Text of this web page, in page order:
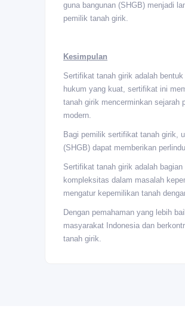
guna bangunan (SHGB) menjadi
pemilik tanah girik.
Kesimpulan
Sertifikat tanah girik adalah
hukum yang kuat, sertifikat ini
tanah girik mencerminkan sejarah
modern.
Bagi pemilik sertifikat tanah girik,
(SHGB) dapat memberikan
Sertifikat tanah girik adalah
kompleksitas dalam masalah
mengatur kepemilikan tanah
Dengan pemahaman yang lebih
masyarakat Indonesia dan
tanah girik.